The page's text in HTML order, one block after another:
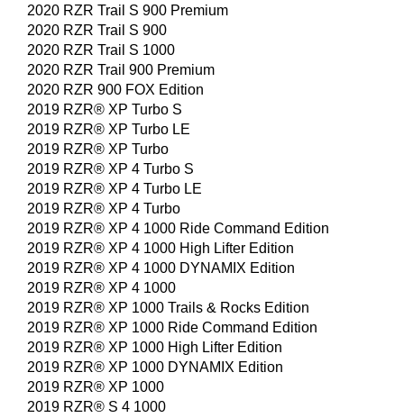
2020 RZR Trail S 900 Premium
2020 RZR Trail S 900
2020 RZR Trail S 1000
2020 RZR Trail 900 Premium
2020 RZR 900 FOX Edition
2019 RZR® XP Turbo S
2019 RZR® XP Turbo LE
2019 RZR® XP Turbo
2019 RZR® XP 4 Turbo S
2019 RZR® XP 4 Turbo LE
2019 RZR® XP 4 Turbo
2019 RZR® XP 4 1000 Ride Command Edition
2019 RZR® XP 4 1000 High Lifter Edition
2019 RZR® XP 4 1000 DYNAMIX Edition
2019 RZR® XP 4 1000
2019 RZR® XP 1000 Trails & Rocks Edition
2019 RZR® XP 1000 Ride Command Edition
2019 RZR® XP 1000 High Lifter Edition
2019 RZR® XP 1000 DYNAMIX Edition
2019 RZR® XP 1000
2019 RZR® S 4 1000